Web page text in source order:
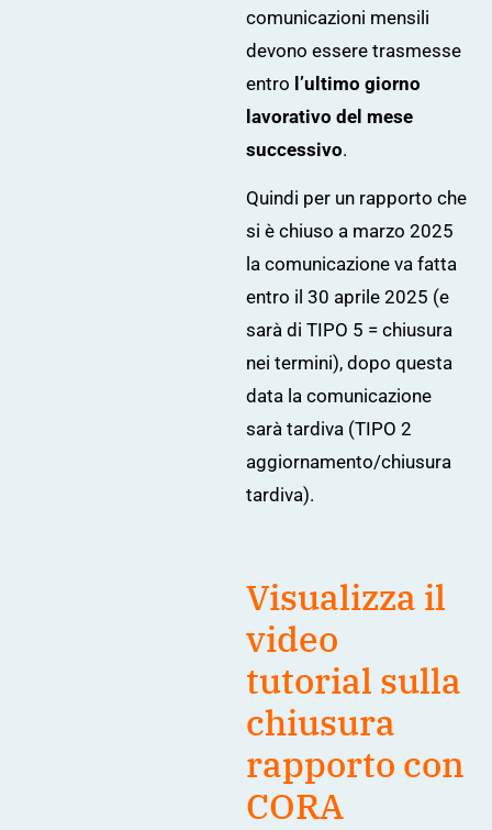
comunicazioni mensili
devono essere trasmesse
entro l’ultimo giorno
lavorativo del mese
successivo.
Quindi per un rapporto che
si è chiuso a marzo 2025
la comunicazione va fatta
entro il 30 aprile 2025 (e
sarà di TIPO 5 = chiusura
nei termini), dopo questa
data la comunicazione
sarà tardiva (TIPO 2
aggiornamento/chiusura
tardiva).
Visualizza il
video
tutorial sulla
chiusura
rapporto con
CORA